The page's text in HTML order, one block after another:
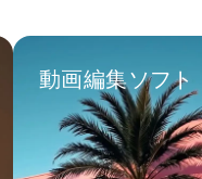
動画編集ソフト